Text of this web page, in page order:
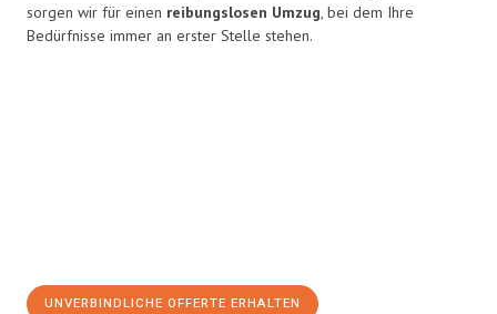
sorgen wir für einen reibungslosen Umzug, bei dem Ihre
Bedürfnisse immer an erster Stelle stehen.
UNVERBINDLICHE OFFERTE ERHALTEN